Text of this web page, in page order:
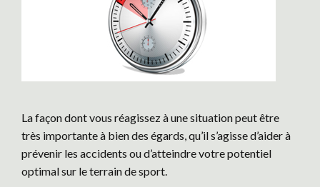
La façon dont vous réagissez à une situation peut être
très importante à bien des égards, qu’il s’agisse d’aider à
prévenir les accidents ou d’atteindre votre potentiel
optimal sur le terrain de sport.